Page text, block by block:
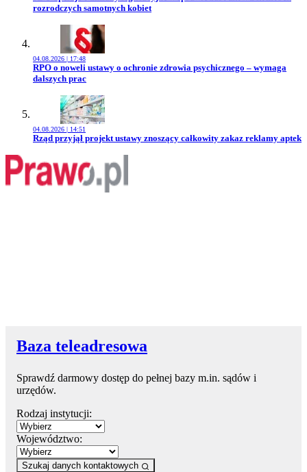
rozrodczych samotnych kobiet
04.08.2026 | 17:48
Przejdź do artykułu:
RPO o noweli ustawy o ochronie zdrowia psychicznego – wymaga
dalszych prac
04.08.2026 | 14:51
Przejdź do artykułu:
Rząd przyjął projekt ustawy znoszący całkowity zakaz reklamy aptek
Baza teleadresowa
Sprawdź darmowy dostęp do pełnej bazy m.in. sądów i
urzędów.
Rodzaj instytucji:
Województwo:
Szukaj danych kontaktowych